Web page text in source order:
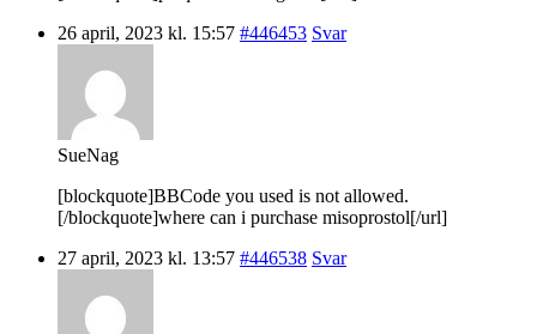
26 april, 2023 kl. 15:57 #446453 Svar
SueNag
[blockquote]BBCode you used is not allowed.
[/blockquote]where can i purchase misoprostol[/url]
27 april, 2023 kl. 13:57 #446538 Svar